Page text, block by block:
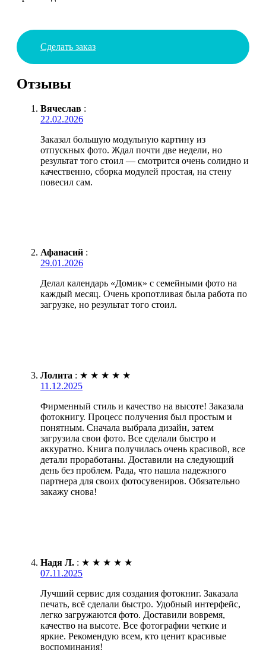
Сделать заказ
Отзывы
Вячеслав :
22.02.2026
Заказал большую модульную картину из
отпускных фото. Ждал почти две недели, но
результат того стоил — смотрится очень солидно и
качественно, сборка модулей простая, на стену
повесил сам.
Афанасий :
29.01.2026
Делал календарь «Домик» с семейными фото на
каждый месяц. Очень кропотливая была работа по
загрузке, но результат того стоил.
Лолита : ★ ★ ★ ★ ★
11.12.2025
Фирменный стиль и качество на высоте! Заказала
фотокнигу. Процесс получения был простым и
понятным. Сначала выбрала дизайн, затем
загрузила свои фото. Все сделали быстро и
аккуратно. Книга получилась очень красивой, все
детали проработаны. Доставили на следующий
день без проблем. Рада, что нашла надежного
партнера для своих фотосувениров. Обязательно
закажу снова!
Надя Л. : ★ ★ ★ ★ ★
07.11.2025
Лучший сервис для создания фотокниг. Заказала
печать, всё сделали быстро. Удобный интерфейс,
легко загружаются фото. Доставили вовремя,
качество на высоте. Все фотографии четкие и
яркие. Рекомендую всем, кто ценит красивые
воспоминания!